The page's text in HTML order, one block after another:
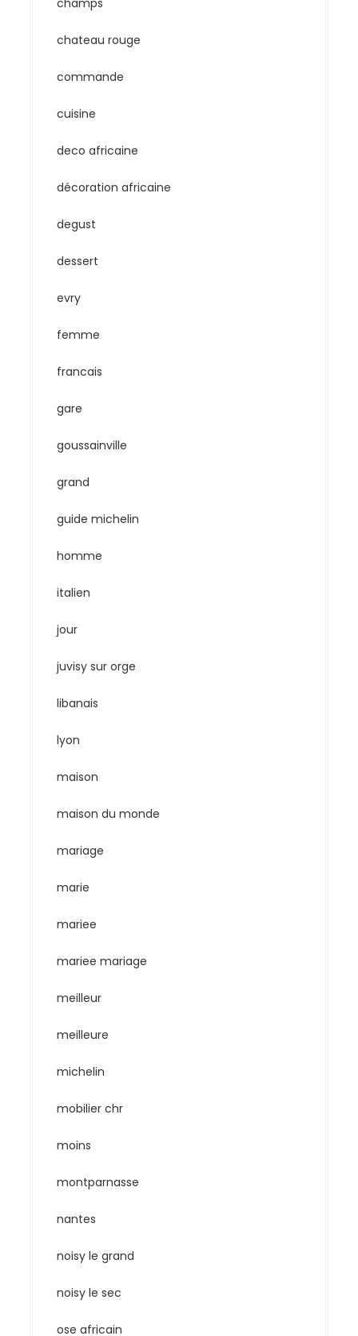
champs
chateau rouge
commande
cuisine
deco africaine
décoration africaine
degust
dessert
evry
femme
francais
gare
goussainville
grand
guide michelin
homme
italien
jour
juvisy sur orge
libanais
lyon
maison
maison du monde
mariage
marie
mariee
mariee mariage
meilleur
meilleure
michelin
mobilier chr
moins
montparnasse
nantes
noisy le grand
noisy le sec
ose africain